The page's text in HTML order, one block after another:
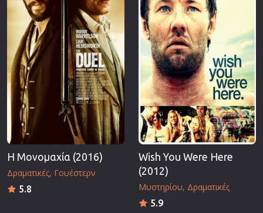
Ευρωπαικός Κινηματογράφος
Θρησκευτικές
Θρίλερ
Ιστορικές
Καταστροφής
Κλασσικές
Η Μονομαχία (2016)
Δραματικές Γουέστερν
5.8
Wish You Were Here
(2012)
Μυστηρίου Δραματικές
5.9